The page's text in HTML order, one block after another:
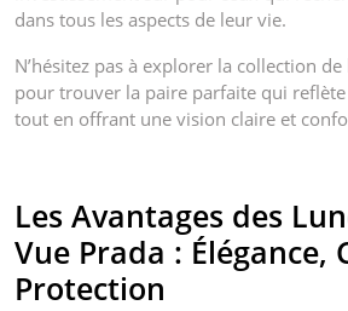
dans tous les aspects de leur vie.
N’hésitez pas à explorer la collection
pour trouver la paire parfaite qui
tout en offrant une vision claire et
Les Avantages des
Vue Prada : Élégance,
Protection